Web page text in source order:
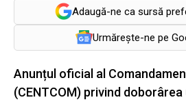
Adaugă-ne ca sursă
Urmărește-ne pe
Anunțul oficial al
(CENTCOM) privind